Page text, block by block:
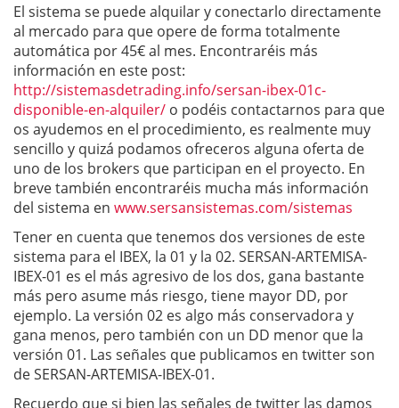
El sistema se puede alquilar y conectarlo directamente
al mercado para que opere de forma totalmente
automática por 45€ al mes. Encontraréis más
información en este post:
http://sistemasdetrading.info/sersan-ibex-01c-
disponible-en-alquiler/ o podéis contactarnos para que
os ayudemos en el procedimiento, es realmente muy
sencillo y quizá podamos ofreceros alguna oferta de
uno de los brokers que participan en el proyecto. En
breve también encontraréis mucha más información
del sistema en www.sersansistemas.com/sistemas
Tener en cuenta que tenemos dos versiones de este
sistema para el IBEX, la 01 y la 02. SERSAN-ARTEMISA-
IBEX-01 es el más agresivo de los dos, gana bastante
más pero asume más riesgo, tiene mayor DD, por
ejemplo. La versión 02 es algo más conservadora y
gana menos, pero también con un DD menor que la
versión 01. Las señales que publicamos en twitter son
de SERSAN-ARTEMISA-IBEX-01.
Recuerdo que si bien las señales de twitter las damos